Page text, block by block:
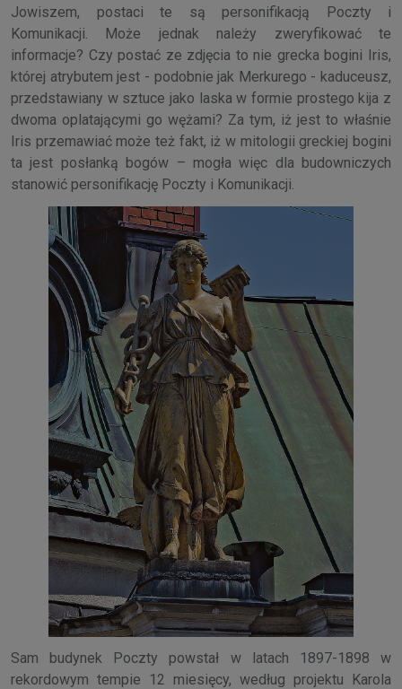
Jowiszem, postaci te są personifikacją Poczty i
Komunikacji. Może jednak należy zweryfikować te
informacje? Czy postać ze zdjęcia to nie grecka bogini Iris,
której atrybutem jest - podobnie jak Merkurego - kaduceusz,
przedstawiany w sztuce jako laska w formie prostego kija z
dwoma oplatającymi go wężami? Za tym, iż jest to właśnie
Iris przemawiać może też fakt, iż w mitologii greckiej bogini
ta jest posłanką bogów – mogła więc dla budowniczych
stanowić personifikację Poczty i Komunikacji.
Sam budynek Poczty powstał w latach 1897-1898 w
rekordowym tempie 12 miesięcy, według projektu Karola